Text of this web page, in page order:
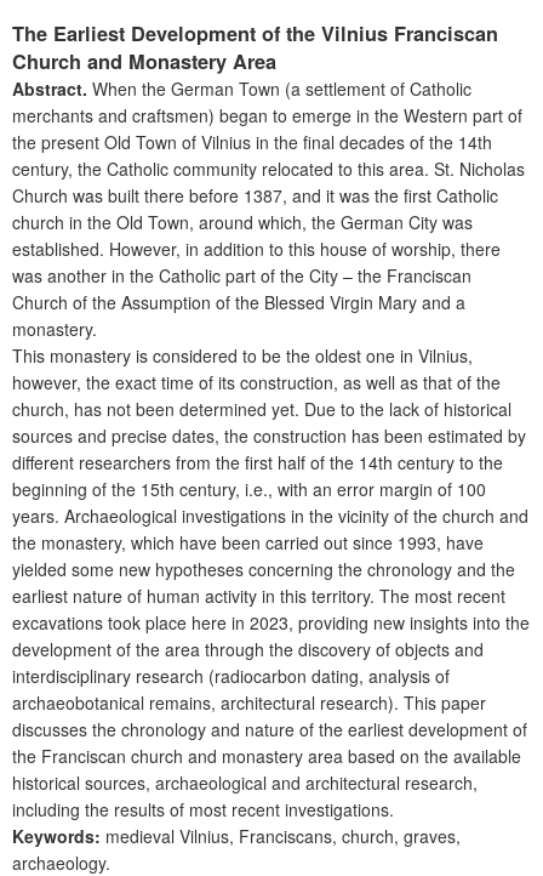
The Earliest Development of the Vilnius Franciscan
Church and Monastery Area
Abstract. When the German Town (a settlement of Catholic
merchants and craftsmen) began to emerge in the Western part of
the present Old Town of Vilnius in the final decades of the 14th
century, the Catholic community relocated to this area. St. Nicholas
Church was built there before 1387, and it was the first Catholic
church in the Old Town, around which, the German City was
established. However, in addition to this house of worship, there
was another in the Catholic part of the City – the Franciscan
Church of the Assumption of the Blessed Virgin Mary and a
monastery.
This monastery is considered to be the oldest one in Vilnius,
however, the exact time of its construction, as well as that of the
church, has not been determined yet. Due to the lack of historical
sources and precise dates, the construction has been estimated by
different researchers from the first half of the 14th century to the
beginning of the 15th century, i.e., with an error margin of 100
years. Archaeological investigations in the vicinity of the church and
the monastery, which have been carried out since 1993, have
yielded some new hypotheses concerning the chronology and the
earliest nature of human activity in this territory. The most recent
excavations took place here in 2023, providing new insights into the
development of the area through the discovery of objects and
interdisciplinary research (radiocarbon dating, analysis of
archaeobotanical remains, architectural research). This paper
discusses the chronology and nature of the earliest development of
the Franciscan church and monastery area based on the available
historical sources, archaeological and architectural research,
including the results of most recent investigations.
Keywords: medieval Vilnius, Franciscans, church, graves,
archaeology.